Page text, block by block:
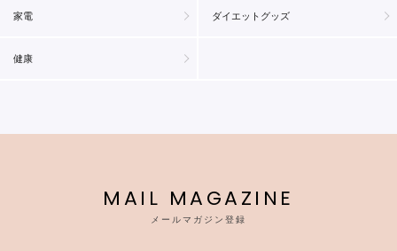
家電 ダイエットグッズ
健康
MAIL MAGAZINE
メールマガジン登録